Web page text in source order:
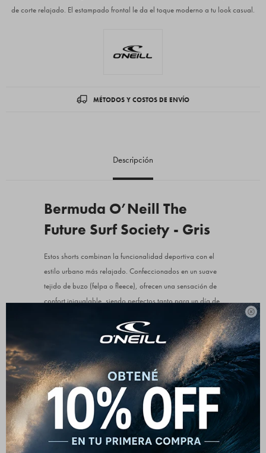

de corte relajado. El estampado frontal le da el toque moderno a tu look casual.
MÉTODOS Y COSTOS DE ENVÍO
Descripción
Bermuda O’Neill The
Future Surf Society - Gris
Estos shorts combinan la funcionalidad deportiva con el
estilo urbano más relajado. Confeccionados en un suave
tejido de buzo (felpa o fleece), ofrecen una sensación de
confort inigualable, siendo perfectos tanto para un día de
descanso en casa como para tus actividades al aire libre.
El color gris es tendencia y facilita la combinación con
remeras básicas o hoodies. Cuentan con una cintura
elástica y cordón ajustable para garantizar un ajuste
seguro y personalizado. El corte es relajado, ofreciendo
total libertad de movimiento, y su largo por encima de la
rodilla es moderno y versátil.
Un detalle clave es el estampado sutil y distintivo que
añade un aire juvenil y contemporáneo. Incorporan